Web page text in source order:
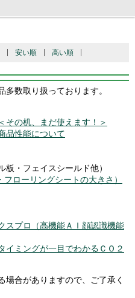
安い順 高い順
数取り扱っております。
その机、まだ使えます！＞
品性能について
板・フェイスシールド他）
ローリングシートの大きさ）
スプロ（高機能ＡＩ顔認識機能
イミングが一目でわかるＣＯ２
場合がありますので、ご了承く